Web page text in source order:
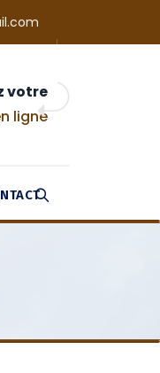
votre
ligne